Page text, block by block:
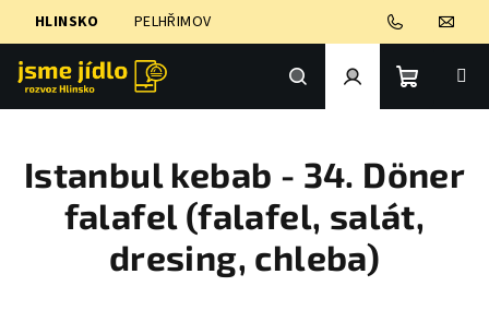
HLINSKO PELHŘIMOV
Hledat PřihlášeníNákupní
košík
Istanbul kebab - 34. Döner
falafel (falafel, salát,
dresing, chleba)